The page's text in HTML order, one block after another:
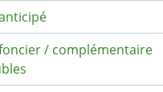
/ complémentaire